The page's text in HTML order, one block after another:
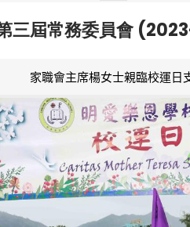
三屆常務委員會
家職會主席楊女士親臨校運日